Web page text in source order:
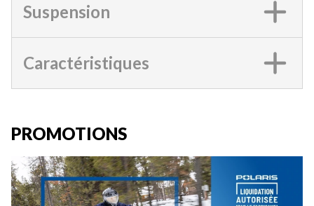
Suspension
Caractéristiques
PROMOTIONS